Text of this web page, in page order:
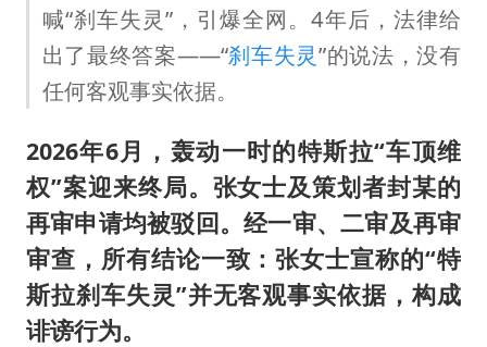
国足U17与阿森纳决赛取消 并列冠军
香港刷新1884年以来最高气温纪录
上海全力守护市民“菜篮子”
暑期研学游升温 在旅途中增长知识
猫咪过火把节被抹成黑猫
宝妈给四胞胎取名平安喜乐
BLG经理辟谣Bin离队
总书记点赞的非遗苗绣焕发新生机
喊“刹车失灵”，引爆全网。4年后，法律给
出了最终答案——“刹车失灵”的说法，没有
任何客观事实依据。
2026年6月，轰动一时的特斯拉“车顶维
权”案迎来终局。张女士及策划者封某的
再审申请均被驳回。经一审、二审及再审
审查，所有结论一致：张女士宣称的“特
斯拉刹车失灵”并无客观事实依据，构成
诽谤行为。